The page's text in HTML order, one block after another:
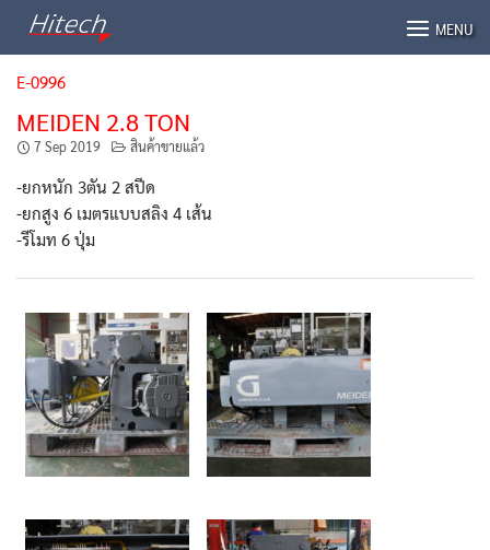
MENU
E-0996
MEIDEN 2.8 TON
7 Sep 2019 สินค้าขายแล้ว
-ยกหนัก 3ตัน 2 สปีด
-ยกสูง 6 เมตรแบบสลิง 4 เส้น
-รีโมท 6 ปุ่ม